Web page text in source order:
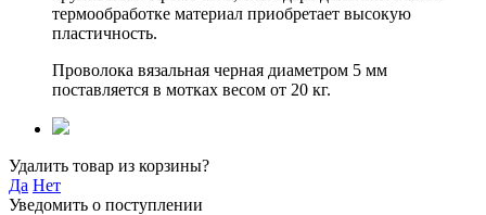
термообработке материал приобретает высокую
пластичность.
Проволока вязальная черная диаметром 5 мм
поставляется в мотках весом от 20 кг.
Удалить товар из корзины?
Да Нет
Уведомить о поступлении